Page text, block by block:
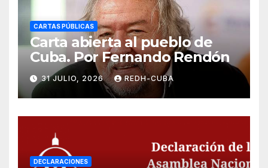
CARTAS PÚBLICAS
Carta abierta al pueblo de
Cuba. Por Fernando Rendón
31 JULIO, 2026 REDH-CUBA
DECLARACIONES